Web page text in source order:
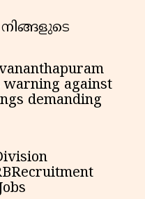
warning against
demanding